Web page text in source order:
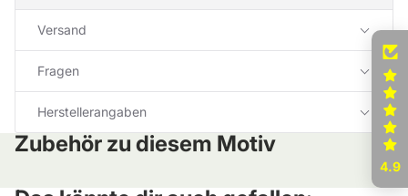
Versand
Fragen
Herstellerangaben
Zubehör zu diesem Motiv
4.9